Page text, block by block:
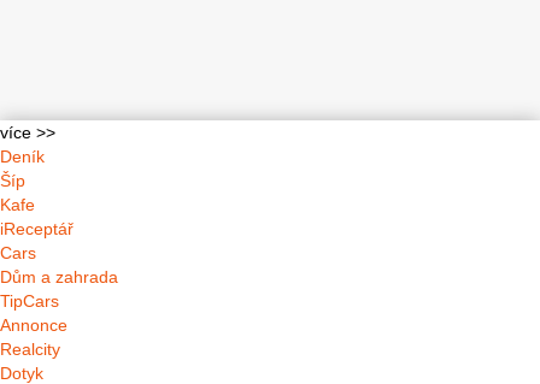
více >>
Deník
Šíp
Kafe
iReceptář
Cars
Dům a zahrada
TipCars
Annonce
Realcity
Dotyk